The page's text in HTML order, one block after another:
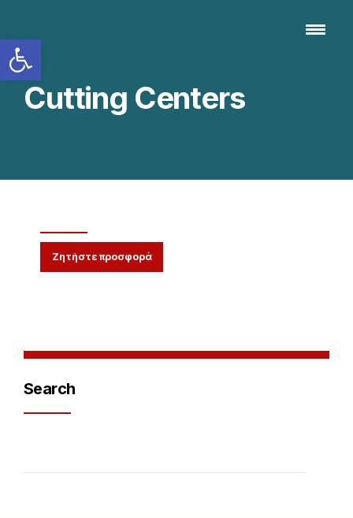
Cutting Centers
Ζητήστε προσφορά
Search
Ανοίξτε τη γραμμή εργαλείων